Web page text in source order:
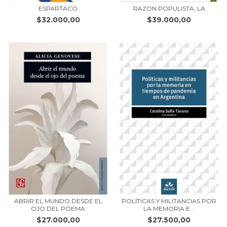
ESPARTACO
$32.000,00
RAZON POPULISTA, LA
$39.000,00
ABRIR EL MUNDO DESDE EL
OJO DEL POEMA
$27.000,00
POLÍTICAS Y MILITANCIAS POR
LA MEMORIA E...
$27.500,00